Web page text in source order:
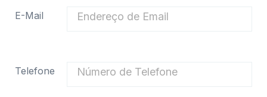
E-Mail
Telefone